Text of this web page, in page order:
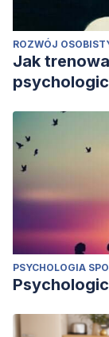
ROZWÓJ
Jak
PSYCHOLOGIA